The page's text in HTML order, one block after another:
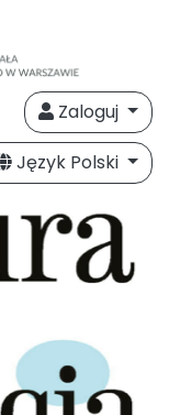
Zaloguj
Język Polski